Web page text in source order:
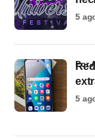
5
por
5